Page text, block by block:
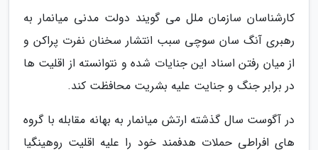
کارشناسان سازمان ملل می گویند دولت مدنی میانمار به
رهبری آنگ سان سوچی سبب انتشار سخنان نفرت پراکن و
از میان رفتن اسناد این جنایات شده و نتوانسته از اقلیت ها
در برابر جنگ و جنایت علیه بشریت محافظت کند.
در آگوست سال گذشته ارتش میانمار به بهانه مقابله با گروه
های افراطی حملات هدفمند خود را علیه اقلیت روهینگیا